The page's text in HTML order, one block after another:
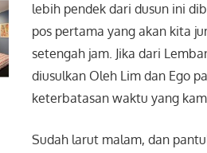
lebih pendek dari dusun ini
pos pertama yang akan kita
setengah jam. Jika dari
diusulkan Oleh Lim dan Ego
keterbatasan waktu yang
Sudah larut malam, dan